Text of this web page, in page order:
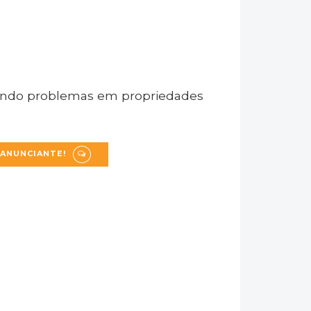
problemas em propriedades